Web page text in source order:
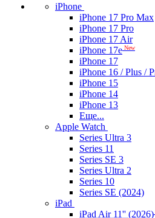
iPhone
iPhone 17 Pro Max
iPhone 17 Pro
iPhone 17 Air
iPhone 17e New
iPhone 17
iPhone 16 / Plus /
iPhone 15
iPhone 14
iPhone 13
Еще...
Apple Watch
Series Ultra 3
Series 11
Series SE 3
Series Ultra 2
Series 10
Series SE (2024)
iPad
iPad Air 11'' (2026)